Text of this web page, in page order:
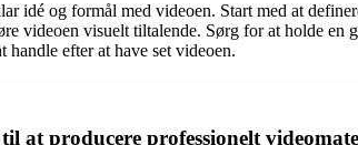
idé og formål med videoen. Start med at
videoen visuelt tiltalende. Sørg for at holde
efter at have set videoen.
at producere professionelt